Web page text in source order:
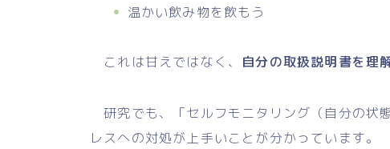
温かい飲み物を飲もう
これは甘えではなく、 自分の取扱説明書を理
研究でも、「セルフモニタリング（自分の状
レスへの対処が上手いことが分かっています。